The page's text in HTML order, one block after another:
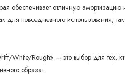
обеспечивает отличную
для повседневного использования,
White/Rough» — это выбор для тех,
образа.